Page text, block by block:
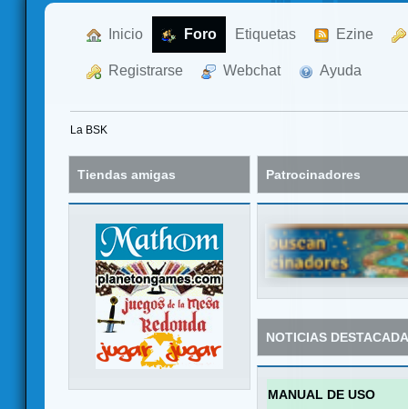
Inicio Foro Etiquetas Ezine
Registrarse Webchat Ayuda
La BSK
Tiendas amigas Patrocinadores
NOTICIAS
MANUAL DE USO